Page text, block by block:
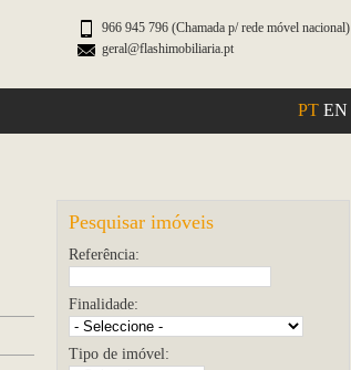
966 945 796 (Chamada p/ rede móvel nacional)
geral@flashimobiliaria.pt
PT EN
Pesquisar imóveis
Referência:
Finalidade:
Tipo de imóvel: